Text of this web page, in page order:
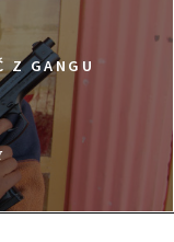
Z GANGU